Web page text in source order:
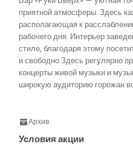
приятной атмосферы. Здесь
располагающая к
рабочего дня. Интерьер
стиле, благодаря этому
и свободно.Здесь регулярно
концерты живой музыки и
широкую аудиторию горожан
Архив
Условия акции